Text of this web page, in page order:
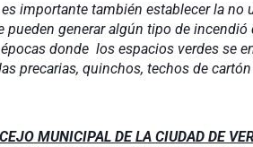
establecer la no
pueden generar algún tipo de
donde los espacios verdes se
precarias, quinchos, techos de
MUNICIPAL DE LA CIUDAD DE